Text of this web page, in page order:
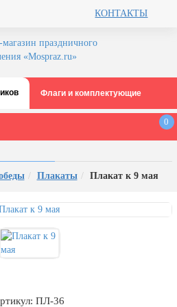
КОНТАКТЫ
в
Флаги и комплектующие
0
Плакаты Плакат к 9 мая
ПЛ-36